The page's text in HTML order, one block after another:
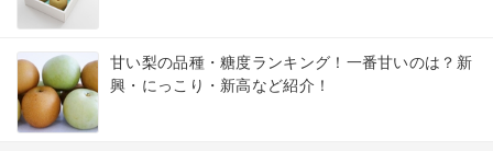
甘い梨の品種・糖度ランキング！一番甘いのは？新
興・にっこり・新高など紹介！